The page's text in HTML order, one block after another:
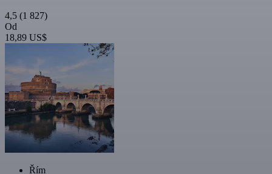
4,5 (1 827)
Od
18,89 US$
Řím